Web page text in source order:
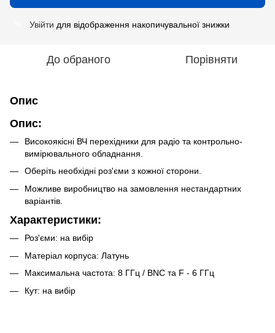
Увійти для відображення накопичувальної знижки
До обраного Порівняти
Опис
Опис:
Високоякісні ВЧ перехідники для радіо та контрольно-
вимірювального обладнання.
Оберіть необхідні роз'єми з кожної сторони.
Можливе виробництво на замовлення нестандартних
варіантів.
Характеристики:
Роз'єми: на вибір
Матеріал корпуса: Латунь
Максимальна частота: 8 ГГц / BNC та F - 6 ГГц
Кут: на вибір